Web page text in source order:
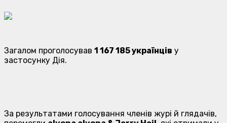
Загалом проголосував 1 167 185 українців у
застосунку Дія.
За результатами голосування членів журі й глядачів,